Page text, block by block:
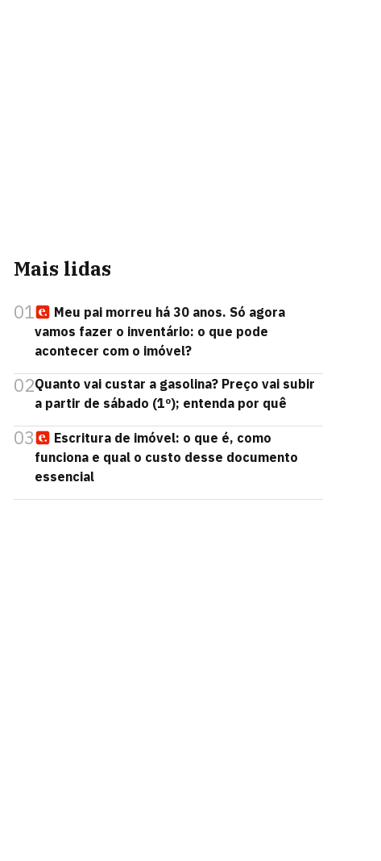
Mais lidas
01
Meu pai morreu há 30 anos. Só agora
vamos fazer o inventário: o que pode
acontecer com o imóvel?
02Quanto vai custar a gasolina? Preço vai subir
a partir de sábado (1º); entenda por quê
03
Escritura de imóvel: o que é, como
funciona e qual o custo desse documento
essencial